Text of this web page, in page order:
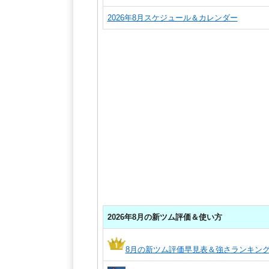
2026年8月スケジュール＆カレンダー
2026年8月の新ツム評価＆使い方
8月の新ツム評価早見表＆強さランキン